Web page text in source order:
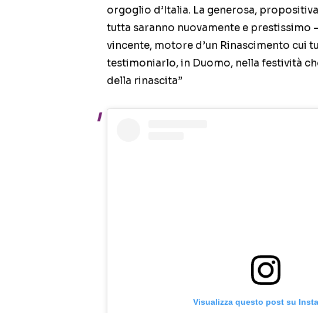
orgoglio d’Italia. La generosa,
tutta saranno nuovamente e prestissimo
vincente, motore d’un Rinascimento cui
testimoniarlo, in Duomo, nella festività
della rinascita”
Visualizza questo post su